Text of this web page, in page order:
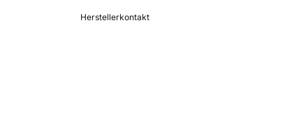
Herstellerkontakt